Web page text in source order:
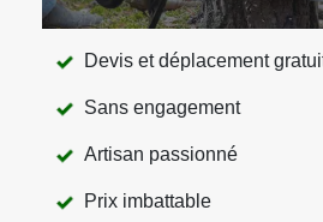
Devis et déplacement
Sans engagement
Artisan passionné
Prix imbattable